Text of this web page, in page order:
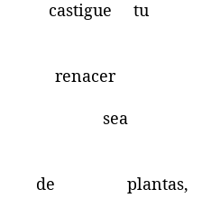
tu
plantas,